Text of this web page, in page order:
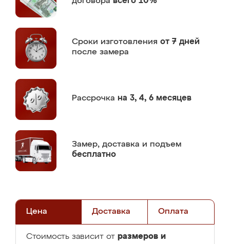
Сроки изготовления от 7 дней
после замера
Рассрочка на 3, 4, 6 месяцев
Замер, доставка и подъем
бесплатно
Цена Доставка Оплата
Стоимость зависит от размеров и